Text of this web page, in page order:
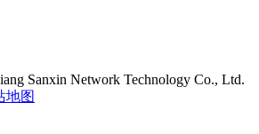
Sanxin Network Technology Co., Ltd.
地图